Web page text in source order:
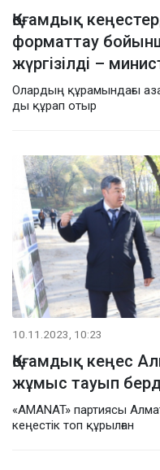
Қоғамдық
форматтау
жүргізілді –
Олардың құрамындағы
ды құрап отыр
10.11.2023, 10:23
Қоғамдық кеңес
жұмыс тауып
«AMANAT» партиясы
кеңестік топ құрылған